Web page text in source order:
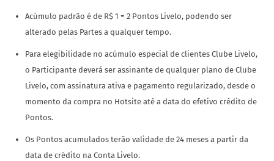
Acúmulo padrão é de R$ 1 = 2 Pontos Livelo, podendo ser
alterado pelas Partes a qualquer tempo.
Para elegibilidade no acúmulo especial de clientes Clube Livelo,
o Participante deverá ser assinante de qualquer plano de Clube
Livelo, com assinatura ativa e pagamento regularizado, desde o
momento da compra no Hotsite até a data do efetivo crédito de
Pontos.
Os Pontos acumulados terão validade de 24 meses a partir da
data de crédito na Conta Livelo.